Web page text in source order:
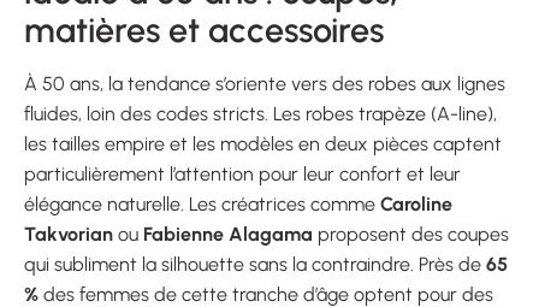
matières et accessoires
À 50 ans, la tendance s’oriente vers des robes aux lignes
fluides, loin des codes stricts. Les robes trapèze (A-line),
les tailles empire et les modèles en deux pièces captent
particulièrement l’attention pour leur confort et leur
élégance naturelle. Les créatrices comme Caroline
Takvorian ou Fabienne Alagama proposent des coupes
qui subliment la silhouette sans la contraindre. Près de 65
% des femmes de cette tranche d’âge optent pour des